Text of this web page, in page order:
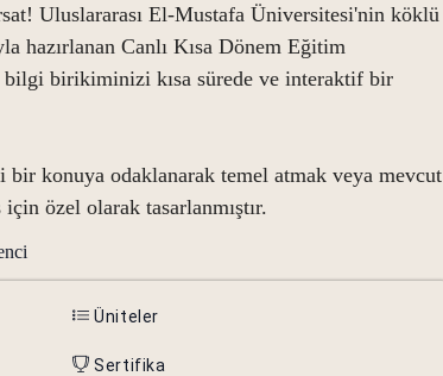
Uluslararası El-Mustafa Üniversitesi'nin köklü
hazırlanan Canlı Kısa Dönem Eğitim
birikiminizi kısa sürede ve interaktif bir
bir konuya odaklanarak temel atmak veya mevcut
özel olarak tasarlanmıştır.
Üniteler
Sertifika